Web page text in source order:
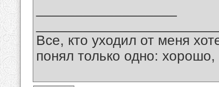
Все, кто уходил от меня
понял только одно: